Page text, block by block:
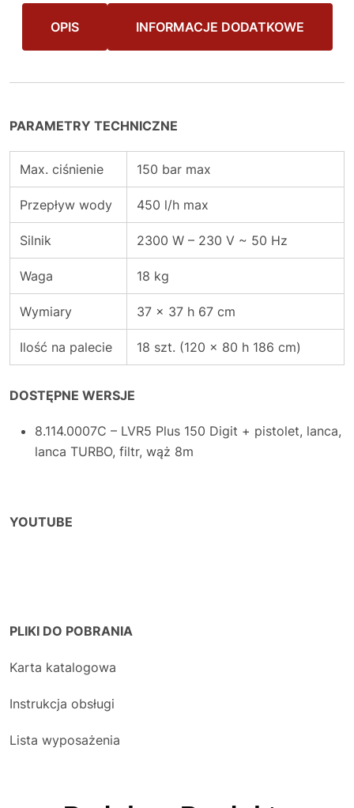
OPIS INFORMACJE DODATKOWE
PARAMETRY TECHNICZNE
Max. ciśnienie 150 bar max
Przepływ wody 450 l/h max
Silnik 2300 W – 230 V ~ 50 Hz
Waga 18 kg
Wymiary 37 x 37 h 67 cm
Ilość na palecie 18 szt. (120 x 80 h 186 cm)
DOSTĘPNE WERSJE
8.114.0007C – LVR5 Plus 150 Digit + pistolet, lanca,
lanca TURBO, filtr, wąż 8m
YOUTUBE
PLIKI DO POBRANIA
Karta katalogowa
Instrukcja obsługi
Lista wyposażenia